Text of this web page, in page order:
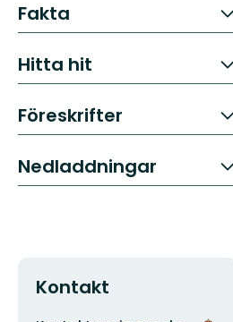
Fakta
Hitta hit
Föreskrifter
Nedladdningar
Kontakt